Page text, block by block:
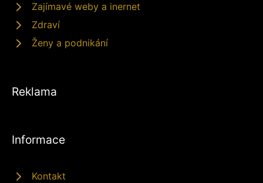
Zajímavé weby a inernet
Zdraví
Ženy a podnikání
Reklama
Informace
Kontakt